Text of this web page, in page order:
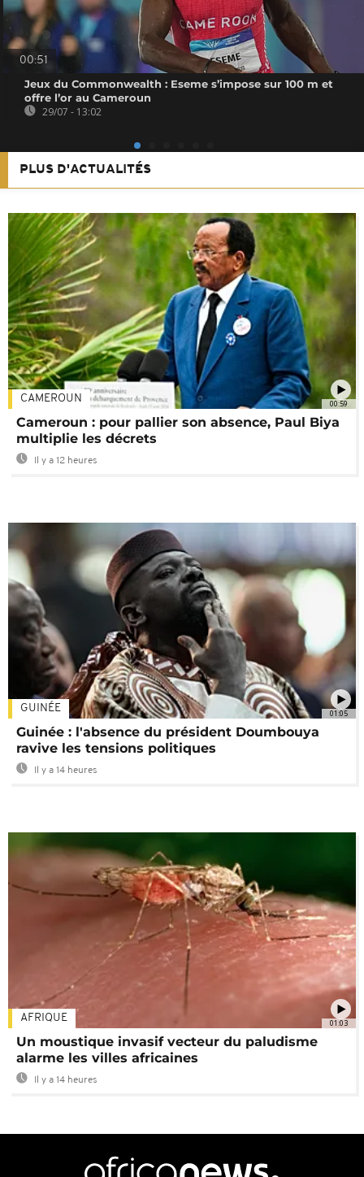
00:51
Jeux du Commonwealth : Eseme s’impose sur 100 m et
offre l’or au Cameroun
29/07 - 13:02
PLUS D'ACTUALITÉS
00:59
CAMEROUN
Cameroun : pour pallier son absence, Paul Biya
multiplie les décrets
Il y a 12 heures
01:05
GUINÉE
Guinée : l'absence du président Doumbouya
ravive les tensions politiques
Il y a 14 heures
01:03
AFRIQUE
Un moustique invasif vecteur du paludisme
alarme les villes africaines
Il y a 14 heures